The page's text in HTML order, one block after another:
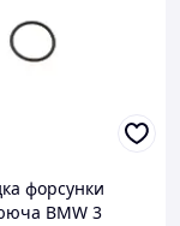
форсунки
BMW 3